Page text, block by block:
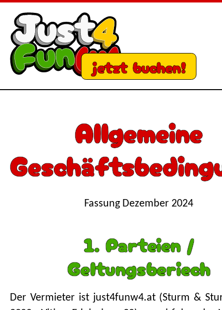
jetzt buchen!
Allgemeine
Fassung Dezember 2024
1. Parteien /
Geltungsberiech
Der Vermieter ist just4funw4.at (Sturm &